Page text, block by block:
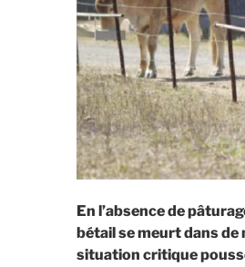
En l’absence de
bétail se meurt dans de
situation critique